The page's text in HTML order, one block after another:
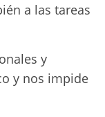
a las tareas
y
y nos impide